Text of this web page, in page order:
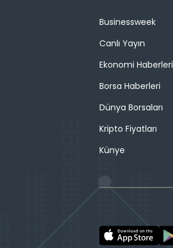
Businessweek
Canlı Yayın
Ekonomi Haberleri
Borsa Haberleri
Dünya Borsaları
Kripto Fiyatları
Künye